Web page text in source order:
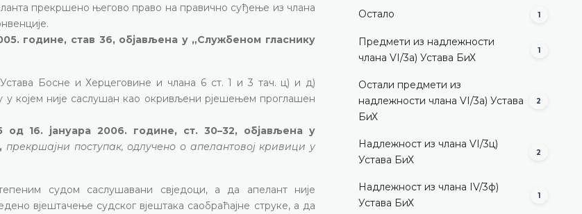
прекршено његово право на правично суђење из члана
године, став 36, објављена у „Службеном гласнику
Босне и Херцеговине и члана 6 ст. 1 и 3 тач. ц) и д)
у којем није саслушан као окривљени рјешењем проглашен
16. јануара 2006. године, ст. 30–32, објављена у
прекршајни поступак, одлучено о апелантовој кривици у
судом саслушавани свједоци, а да апелант није
вјештачење судског вјештака саобраћајне струке, а да
Остало 1
Предмети из надлежности
члана VI/3а) Устава БиХ
1
Остали предмети из
надлежности члана VI/3а) Устава
БиХ
2
Надлежност из члана VI/3ц)
Устава БиХ
2
Надлежност из члана IV/3ф)
Устава БиХ
1